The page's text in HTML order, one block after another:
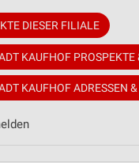
DIESER FILIALE
KAUFHOF PROSPEKTE
KAUFHOF ADRESSEN